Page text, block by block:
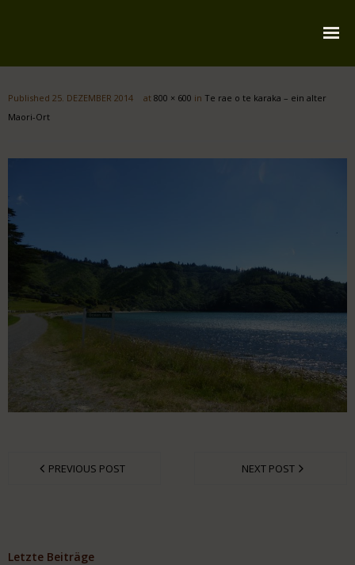
Über mich
Impressum
Published 25. DEZEMBER 2014 at 800 × 600 in Te rae o te karaka – ein alter
Maori-Ort
PREVIOUS POST NEXT POST
Letzte Beiträge